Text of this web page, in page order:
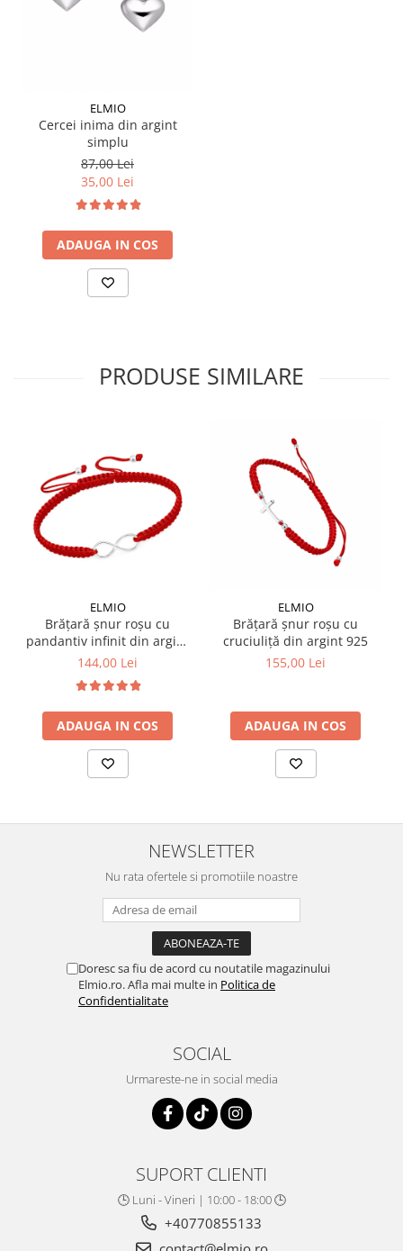
ELMIO
Cercei inima din argint
simplu
87,00 Lei
35,00 Lei
ADAUGA IN COS
PRODUSE SIMILARE
ELMIO
Brățară șnur roșu cu
pandantiv infinit din argint
925
144,00 Lei
ADAUGA IN COS
ELMIO
Brățară șnur roșu cu
cruciuliță din argint 925
155,00 Lei
ADAUGA IN COS
NEWSLETTER
Nu rata ofertele si promotiile noastre
Doresc sa fiu de acord cu noutatile magazinului
Elmio.ro. Afla mai multe in Politica de
Confidentialitate
SOCIAL
Urmareste-ne in social media
SUPORT CLIENTI
🕒 Luni - Vineri | 10:00 - 18:00 🕒
+40770855133